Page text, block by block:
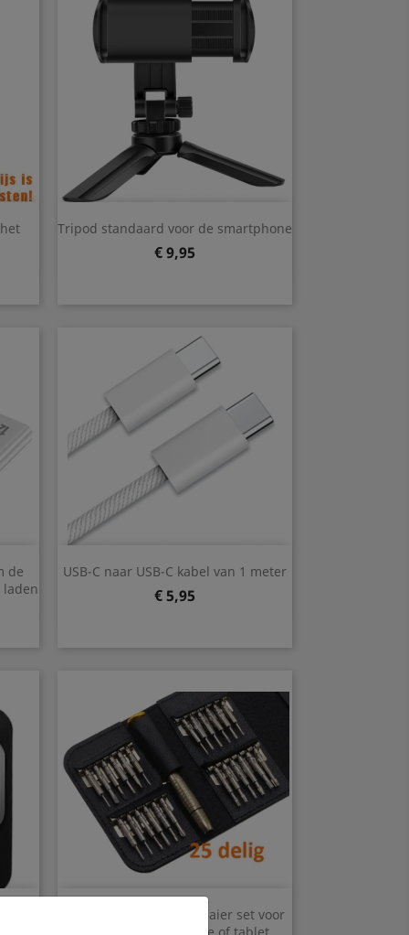
Tripod standaard voor de smartphone
Prijs
€ 9,95
 Snel bekijken
de
laden
USB-C naar USB-C kabel van 1 meter
Prijs
€ 5,95
Snel bekijken
Wit
25 delige schroevendraaier set voor
Snel bekijken